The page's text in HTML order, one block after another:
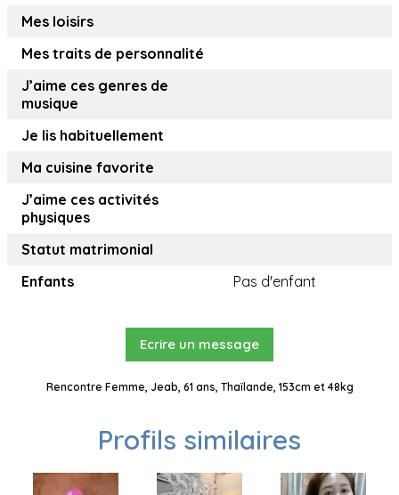
Mes loisirs
Mes traits de personnalité
J’aime ces genres de
musique
Je lis habituellement
Ma cuisine favorite
J’aime ces activités
physiques
Statut matrimonial
Enfants
Pas d'enfant
Ecrire un message
Rencontre Femme, Jeab, 61 ans, Thaïlande, 153cm et 48kg
Profils similaires